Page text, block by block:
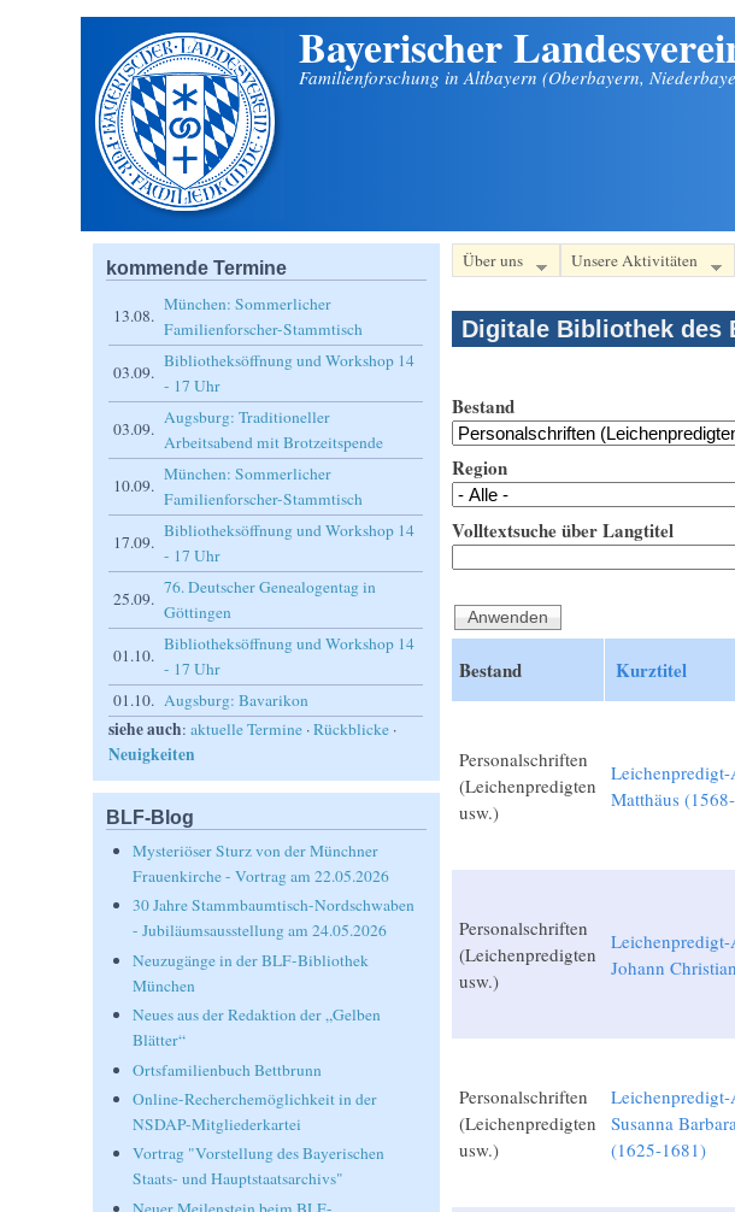
Bayerischer
Familienforschung in Altbayern (Oberbayern,
Über uns Unsere Aktivitäten
Digitale Bibliothek des
Bestand
Region
Volltextsuche über Langtitel
Bestand Kurztitel
Personalschriften
(Leichenpredigten
usw.)
Matthäus
Personalschriften
(Leichenpredigten
usw.)
Johann
Personalschriften
(Leichenpredigten
usw.)
Susanna
(1625-1681)
kommende Termine
13.08.
München: Sommerlicher
Familienforscher-Stammtisch
03.09.
Bibliotheksöffnung und Workshop 14
- 17 Uhr
03.09.
Augsburg: Traditioneller
Arbeitsabend mit Brotzeitspende
10.09.
München: Sommerlicher
Familienforscher-Stammtisch
17.09.
Bibliotheksöffnung und Workshop 14
- 17 Uhr
25.09.
76. Deutscher Genealogentag in
Göttingen
01.10.
Bibliotheksöffnung und Workshop 14
- 17 Uhr
01.10. Augsburg: Bavarikon
siehe auch:aktuelle Termine ·Rückblicke ·
Neuigkeiten
BLF-Blog
Mysteriöser Sturz von der Münchner
Frauenkirche - Vortrag am 22.05.2026
30 Jahre Stammbaumtisch-Nordschwaben
- Jubiläumsausstellung am 24.05.2026
Neuzugänge in der BLF-Bibliothek
München
Neues aus der Redaktion der „Gelben
Blätter“
Ortsfamilienbuch Bettbrunn
Online-Recherchemöglichkeit in der
NSDAP-Mitgliederkartei
Vortrag "Vorstellung des Bayerischen
Staats- und Hauptstaatsarchivs"